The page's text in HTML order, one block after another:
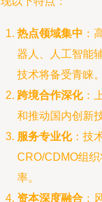
热点领域集中 ：
器人、人工智能
技术将备受青睐。
跨境合作深化：
和推动国内创新
服务专业化：技
CRO/CDMO组
率。
资本深度融合 ：